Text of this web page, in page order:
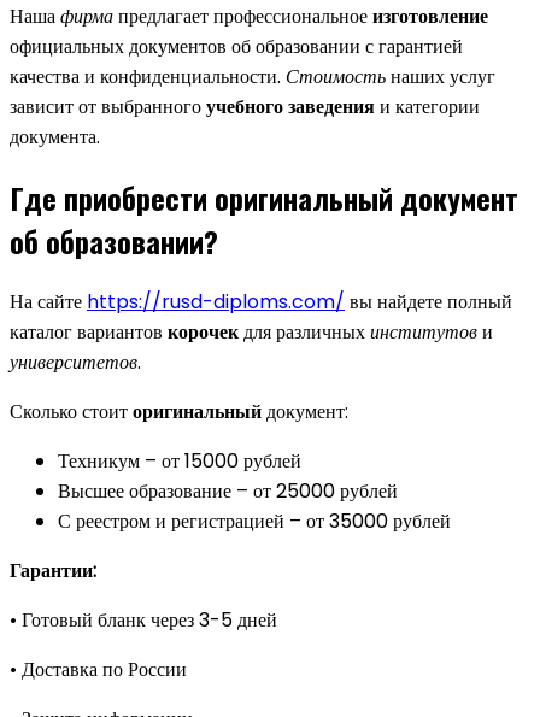
Нашафирмапредлагает профессиональноеизготовление
официальных документов об образовании с гарантией
качества и конфиденциальности. Стоимостьнаших услуг
зависит от выбранногоучебного заведенияи категории
документа.
Где приобрести оригинальный документ
об образовании?
На сайте https://rusd-diploms.com/ вы найдете полный
каталог вариантов корочекдля различныхинститутови
университетов.
Сколько стоиторигинальныйдокумент:
Техникум – от 15000 рублей
Высшее образование – от 25000 рублей
С реестром и регистрацией – от 35000 рублей
Гарантии:
• Готовый бланк через 3-5 дней
• Доставка по России